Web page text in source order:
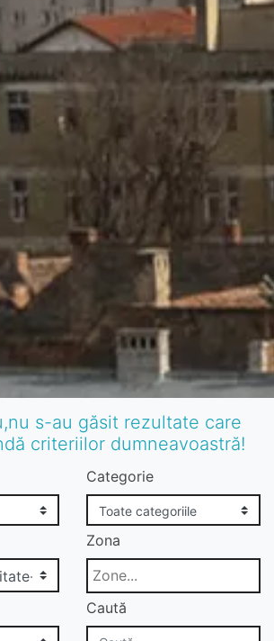
s-au găsit rezultate care
criteriilor dumneavoastră!
Categorie
Zona
Caută